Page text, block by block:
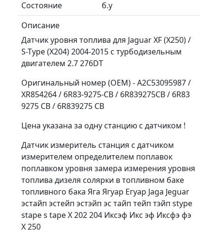
Состояние
б.у
Описание
Датчик уровня топлива для Jaguar XF (X250) /
S-Type (X204) 2004-2015 с турбодизельным
двигателем 2.7 276DT
Оригинальный номер (OEM) - A2C53095987 /
XR854264 / 6R83-9275-CB / 6R839275CB / 6R83
9275 CB / 6R839275 CB
Цена указана за одну станцию с датчиком !
Датчик измеритель станция с датчиком
измерителем определителем поплавок
поплавком уровня замера измерения уровня
топлива дизеля солярки в топливном баке
топливного бака Яга Ягуар Егуар Jaga Jeguar
эстайп эстейп эстэйп эс тайп тейп тэйп stype
stape s tape X 202 204 Иксэф Икс эф Иксфэ фэ
X 250